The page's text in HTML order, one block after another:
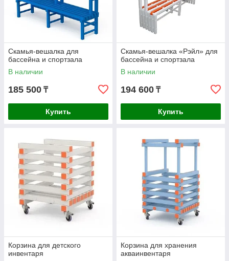
Скамья-вешалка для
бассейна и спортзала
В наличии
185 500 ₸
Купить
Скамья-вешалка «Рэйл» для
бассейна и спортзала
В наличии
194 600 ₸
Купить
Корзина для детского
инвентаря
Корзина для хранения
акваинвентаря